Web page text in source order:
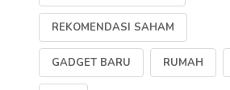
REKOMENDASI SAHAM
GADGET BARU RUMAH